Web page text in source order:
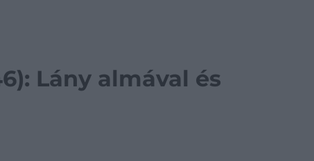
Lány almával és